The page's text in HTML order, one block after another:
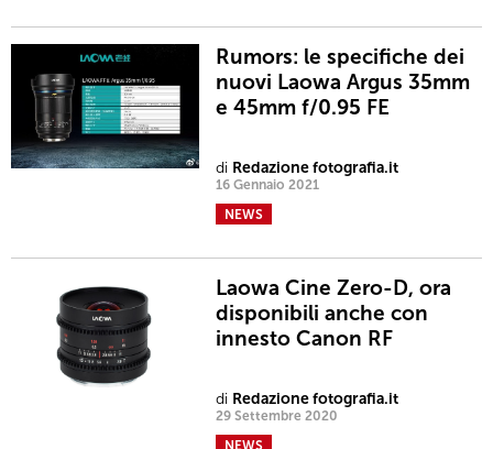
Rumors: le specifiche dei
nuovi Laowa Argus 35mm
e 45mm f/0.95 FE
di Redazione fotografia.it
16 Gennaio 2021
NEWS
Laowa Cine Zero-D, ora
disponibili anche con
innesto Canon RF
di Redazione fotografia.it
29 Settembre 2020
NEWS